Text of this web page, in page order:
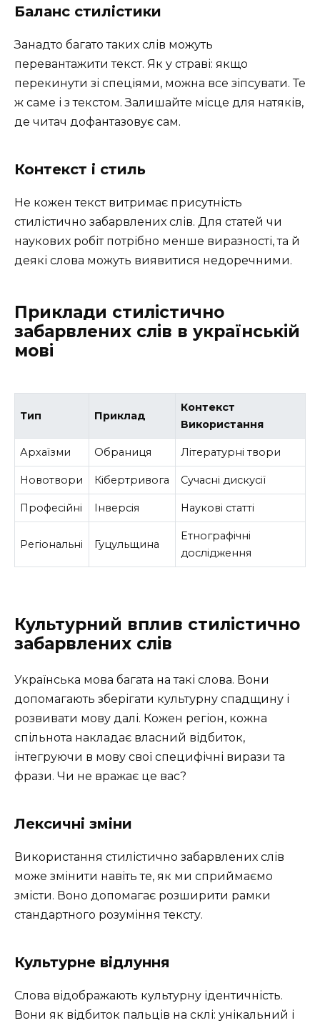
Баланс стилістики
Занадто багато таких слів можуть
перевантажити текст. Як у страві: якщо
перекинути зі спеціями, можна все зіпсувати. Те
ж саме і з текстом. Залишайте місце для натяків,
де читач дофантазовує сам.
Контекст і стиль
Не кожен текст витримає присутність
стилістично забарвлених слів. Для статей чи
наукових робіт потрібно менше виразності, та й
деякі слова можуть виявитися недоречними.
Приклади стилістично
забарвлених слів в українській
мові
Тип Приклад
Контекст
Використання
Архаїзми Обраниця Літературні твори
Новотвори Кібертривога Сучасні дискусії
Професійні Інверсія Наукові статті
Регіональні Гуцульщина
Етнографічні
дослідження
Культурний вплив стилістично
забарвлених слів
Українська мова багата на такі слова. Вони
допомагають зберігати культурну спадщину і
розвивати мову далі. Кожен регіон, кожна
спільнота накладає власний відбиток,
інтегруючи в мову свої специфічні вирази та
фрази. Чи не вражає це вас?
Лексичні зміни
Використання стилістично забарвлених слів
може змінити навіть те, як ми сприймаємо
змісти. Воно допомагає розширити рамки
стандартного розуміння тексту.
Культурне відлуння
Слова відображають культурну ідентичність.
Вони як відбиток пальців на склі: унікальний і